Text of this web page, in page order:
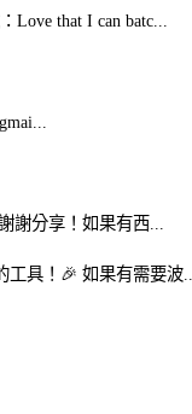
Love that I can batc...
謝分享！如果有西...
工具！🎉 如果有需要波